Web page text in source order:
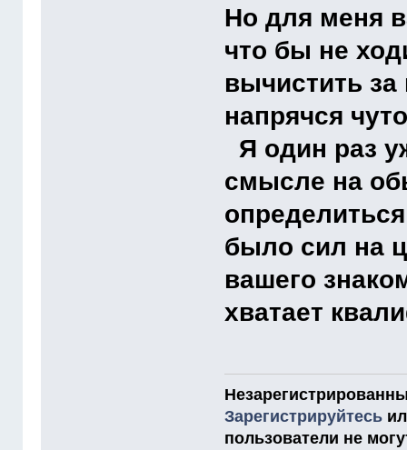
Но для меня
что бы не
вычистить
напрячся
Я один раз
смысле на
было сил на
вашего
хватает
Зарегистрируйтесь
пользователи не